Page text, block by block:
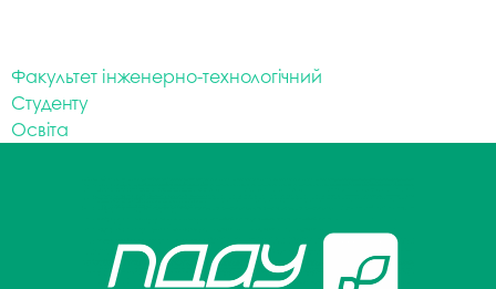
Факультет інженерно-технологічний
Студенту
Освіта